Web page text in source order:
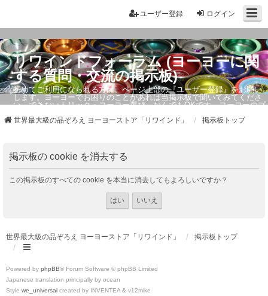
ログイン
ユーザー登録
リワインドフォーラム (ヨーヨーに関
する質問・交流の掲示板)
初めてご利用になられる方は、ページ上部の『ユーザー登録』をお願い
します。ヨーヨーでお困りのことがあれば当掲示板で聞いてみてくださ
い。できないトリック・ヨーヨー選び、なんでもOKです。ヨーヨーのプ
世界最大級の品ぞろえ ヨーヨーストア「リワインド」 掲示板トップ
掲示板の cookie を消去する
この掲示板のすべての cookie を本当に消去してもよろしいですか？
世界最大級の品ぞろえ ヨーヨーストア「リワインド」 掲示板トップ
Powered by phpBB® Forum Software © phpBB Limited
Japanese translation principally by ocean
Style we_universal created by INVENTEA & v12mike